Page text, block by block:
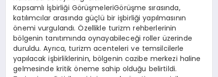
Kapsamlı İşbirliği GörüşmeleriGörüşme sırasında,
katılımcılar arasında güçlü bir işbirliği yapılmasının
önemi vurgulandı. Özellikle turizm rehberlerinin
bölgenin tanıtımında oynayabileceği roller üzerinde
duruldu. Ayrıca, turizm acenteleri ve temsilcilerle
yapılacak işbirliklerinin, bölgenin cazibe merkezi haline
gelmesinde kritik öneme sahip olduğu belirtildi.